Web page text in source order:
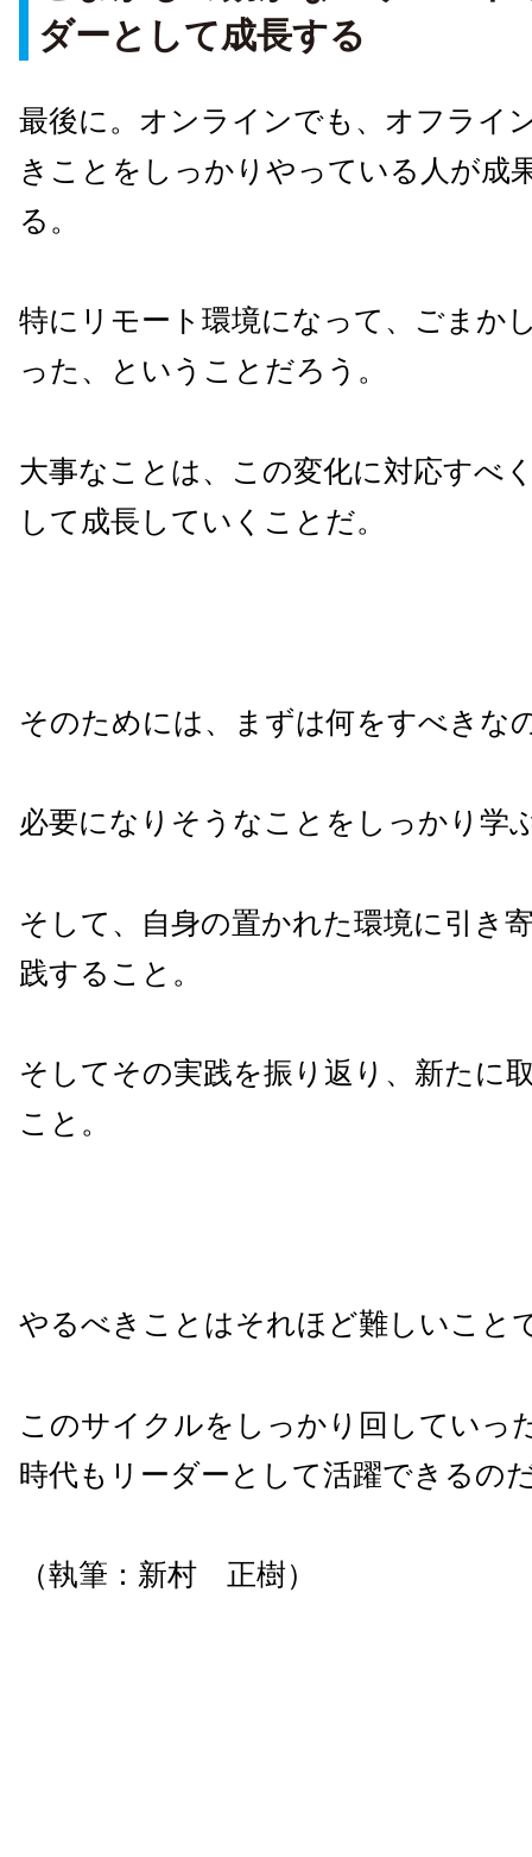
ダーとして成長する
最後に。オンラインでも、オフライ
きことをしっかりやっている人が成
る。
特にリモート環境になって、ごまか
った、ということだろう。
大事なことは、この変化に対応すべ
して成長していくことだ。
そのためには、まずは何をすべきな
必要になりそうなことをしっかり学
そして、自身の置かれた環境に引き
践すること。
そしてその実践を振り返り、新たに
こと。
やるべきことはそれほど難しいこと
このサイクルをしっかり回していっ
時代もリーダーとして活躍できるの
（執筆：新村 正樹）